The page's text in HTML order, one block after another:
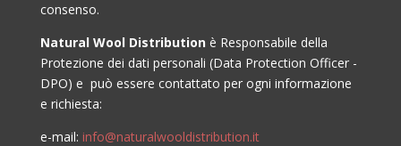
consenso.
Natural Wool Distribution è Responsabile della
Protezione dei dati personali (Data Protection Officer -
DPO) e può essere contattato per ogni informazione
e richiesta:
e-mail: info@naturalwooldistribution.it